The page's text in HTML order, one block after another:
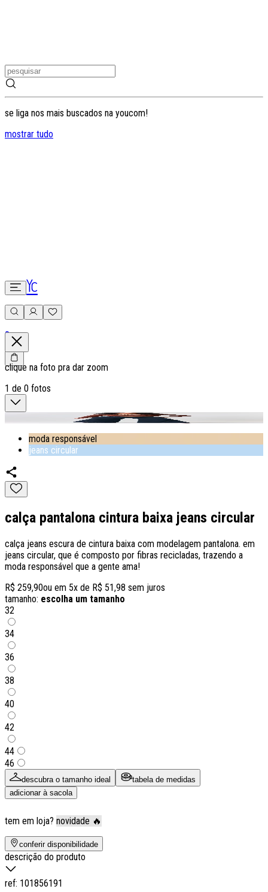
se liga nos mais buscados na youcom!
mostrar tudo
0
clique na foto pra dar zoom
1 de 0 fotos
moda responsável
jeans circular
calça pantalona cintura baixa jeans circular
calça jeans escura de cintura baixa com modelagem pantalona. em
jeans circular, que é composto por fibras recicladas, trazendo a
moda responsável que a gente ama!
R$ 259,90ou em 5x de R$ 51,98 sem juros
tamanho: escolha um tamanho
32
34
36
38
40
42
44
46
descubra o tamanho ideal
tabela de medidas
adicionar à sacola
tem em loja? novidade 🔥
conferir disponibilidade
descrição do produto
ref: 101856191